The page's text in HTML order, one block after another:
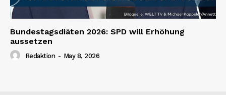
Bundestagsdiäten 2026: SPD will Erhöhung
aussetzen
Redaktion - May 8, 2026